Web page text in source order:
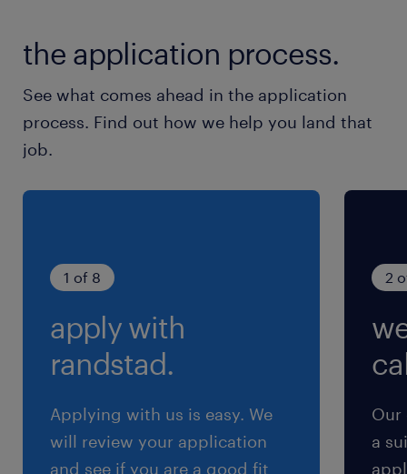
有楽町線、大江戸線／月島駅（徒歩10分）
休日休暇
土日祝日
完全週休2日制、土日祝日休み
月0～10h
交通費
※【 上限4万まで 】支給いたします！(※バス代
支給あり、弊社規定に基づく)
the application process.
See what comes ahead in the application
process. Find out how we help you land that
job.
1 of 8
apply with
randstad.
Applying with us is easy. We
will review your application
and see if you are a good fit
2
Our
a